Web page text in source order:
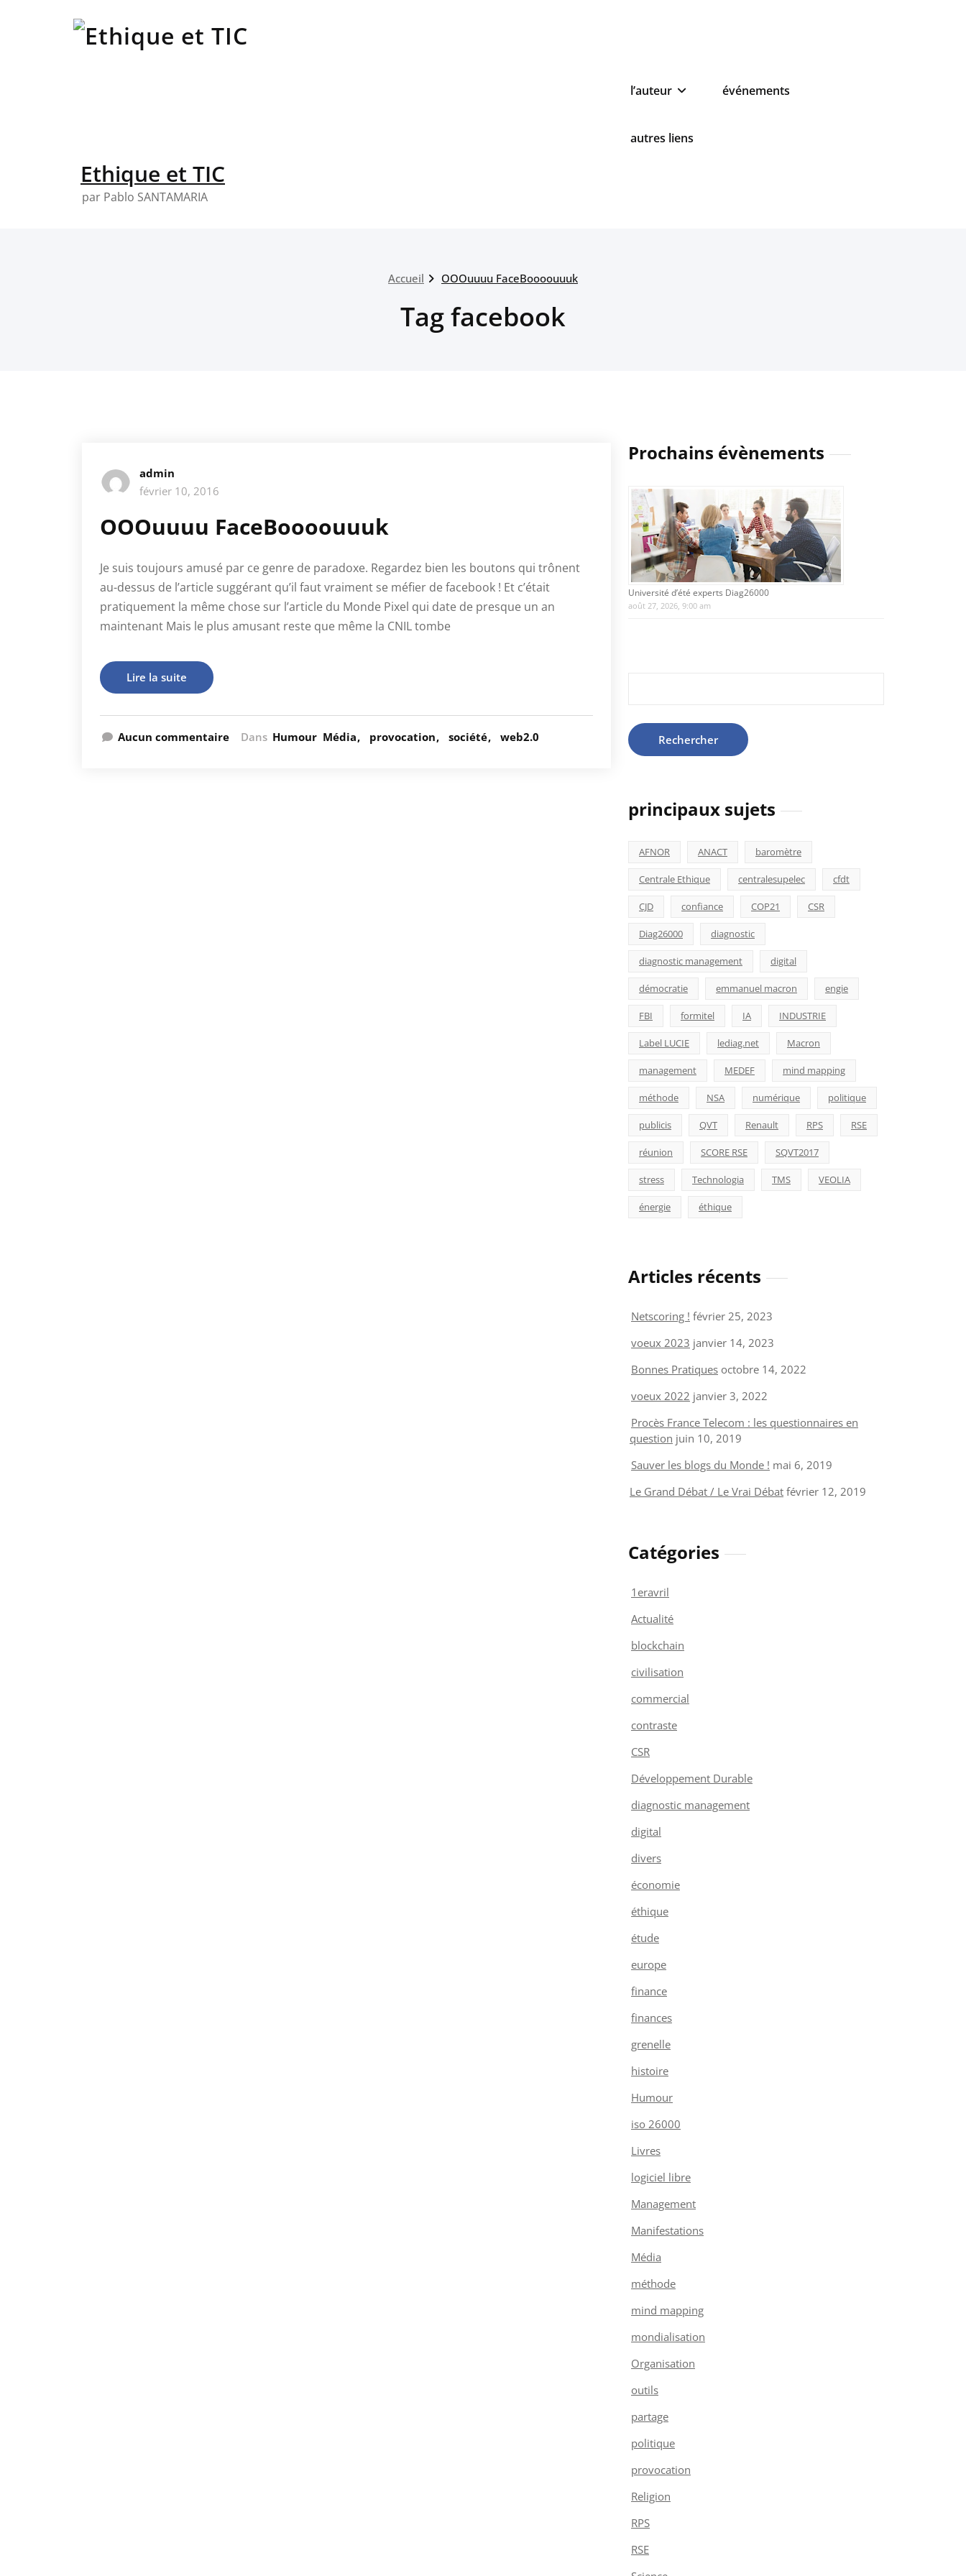
Ethique et TIC
par Pablo SANTAMARIA
l’auteur événements
autres liens
Accueil OOOuuuu FaceBoooouuuk
Tag facebook
admin
février 10, 2016
OOOuuuu FaceBoooouuuk
Je suis toujours amusé par ce genre de paradoxe. Regardez bien les boutons qui trônent
au-dessus de l’article suggérant qu’il faut vraiment se méfier de facebook ! Et c’était
pratiquement la même chose sur l’article du Monde Pixel qui date de presque un an
maintenant Mais le plus amusant reste que même la CNIL tombe
Lire la suite
Aucun commentaire Dans Humour Média provocation société web2.0
Prochains évènements
Université d’été experts Diag26000
août 27, 2026, 9:00 am
principaux sujets
AFNOR ANACT baromètre
Centrale Ethique centralesupelec cfdt
CJD confiance COP21 CSR
Diag26000 diagnostic
diagnostic management digital
démocratie emmanuel macron engie
FBI formitel IA INDUSTRIE
Label LUCIE lediag.net Macron
management MEDEF mind mapping
méthode NSA numérique politique
publicis QVT Renault RPS RSE
réunion SCORE RSE SQVT2017
stress Technologia TMS VEOLIA
énergie éthique
Articles récents
Netscoring ! février 25, 2023
voeux 2023 janvier 14, 2023
Bonnes Pratiques octobre 14, 2022
voeux 2022 janvier 3, 2022
Procès France Telecom : les questionnaires en
question juin 10, 2019
Sauver les blogs du Monde ! mai 6, 2019
Le Grand Débat / Le Vrai Débat février 12, 2019
Catégories
1eravril
Actualité
blockchain
civilisation
commercial
contraste
CSR
Développement Durable
diagnostic management
digital
divers
économie
éthique
étude
europe
finance
finances
grenelle
histoire
Humour
iso 26000
Livres
logiciel libre
Management
Manifestations
Média
méthode
mind mapping
mondialisation
Organisation
outils
partage
politique
provocation
Religion
RPS
RSE